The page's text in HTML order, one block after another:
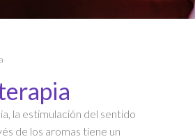
la estimulación del sentido
de los aromas tiene un